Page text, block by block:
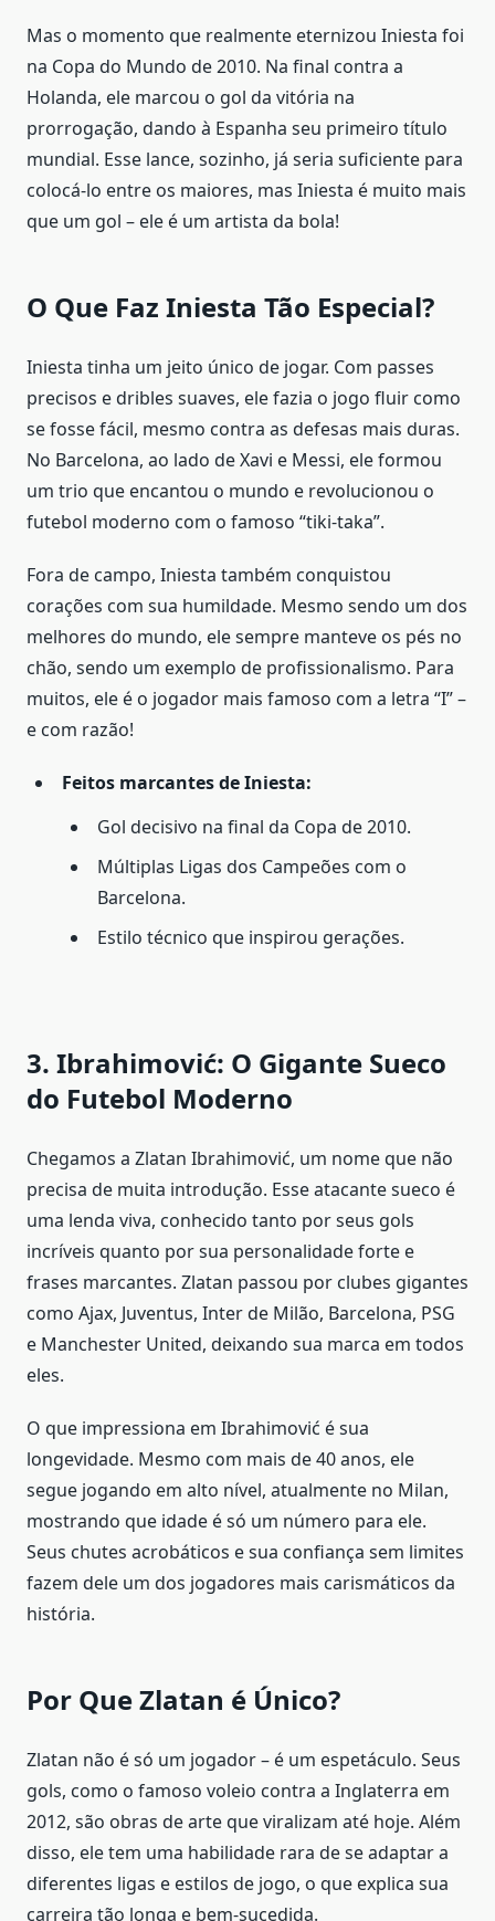
Mas o momento que realmente eternizou Iniesta foi
na Copa do Mundo de 2010. Na final contra a
Holanda, ele marcou o gol da vitória na
prorrogação, dando à Espanha seu primeiro título
mundial. Esse lance, sozinho, já seria suficiente para
colocá-lo entre os maiores, mas Iniesta é muito mais
que um gol – ele é um artista da bola!
O Que Faz Iniesta Tão Especial?
Iniesta tinha um jeito único de jogar. Com passes
precisos e dribles suaves, ele fazia o jogo fluir como
se fosse fácil, mesmo contra as defesas mais duras.
No Barcelona, ao lado de Xavi e Messi, ele formou
um trio que encantou o mundo e revolucionou o
futebol moderno com o famoso “tiki-taka”.
Fora de campo, Iniesta também conquistou
corações com sua humildade. Mesmo sendo um dos
melhores do mundo, ele sempre manteve os pés no
chão, sendo um exemplo de profissionalismo. Para
muitos, ele é o jogador mais famoso com a letra “I” –
e com razão!
Feitos marcantes de Iniesta:
Gol decisivo na final da Copa de 2010.
Múltiplas Ligas dos Campeões com o
Barcelona.
Estilo técnico que inspirou gerações.
3. Ibrahimović: O Gigante Sueco
do Futebol Moderno
Chegamos a Zlatan Ibrahimović, um nome que não
precisa de muita introdução. Esse atacante sueco é
uma lenda viva, conhecido tanto por seus gols
incríveis quanto por sua personalidade forte e
frases marcantes. Zlatan passou por clubes gigantes
como Ajax, Juventus, Inter de Milão, Barcelona, PSG
e Manchester United, deixando sua marca em todos
eles.
O que impressiona em Ibrahimović é sua
longevidade. Mesmo com mais de 40 anos, ele
segue jogando em alto nível, atualmente no Milan,
mostrando que idade é só um número para ele.
Seus chutes acrobáticos e sua confiança sem limites
fazem dele um dos jogadores mais carismáticos da
história.
Por Que Zlatan é Único?
Zlatan não é só um jogador – é um espetáculo. Seus
gols, como o famoso voleio contra a Inglaterra em
2012, são obras de arte que viralizam até hoje. Além
disso, ele tem uma habilidade rara de se adaptar a
diferentes ligas e estilos de jogo, o que explica sua
carreira tão longa e bem-sucedida.